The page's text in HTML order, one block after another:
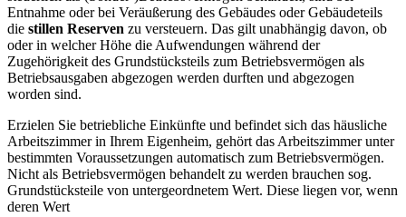
Entnahme oder bei Veräußerung des Gebäudes oder Gebäudeteils
die stillen Reserven zu versteuern. Das gilt unabhängig davon, ob
oder in welcher Höhe die Aufwendungen während der
Zugehörigkeit des Grundstücksteils zum Betriebsvermögen als
Betriebsausgaben abgezogen werden durften und abgezogen
worden sind.
Erzielen Sie betriebliche Einkünfte und befindet sich das häusliche
Arbeitszimmer in Ihrem Eigenheim, gehört das Arbeitszimmer unter
bestimmten Voraussetzungen automatisch zum Betriebsvermögen.
Nicht als Betriebsvermögen behandelt zu werden brauchen sog.
Grundstücksteile von untergeordnetem Wert. Diese liegen vor, wenn
deren Wert